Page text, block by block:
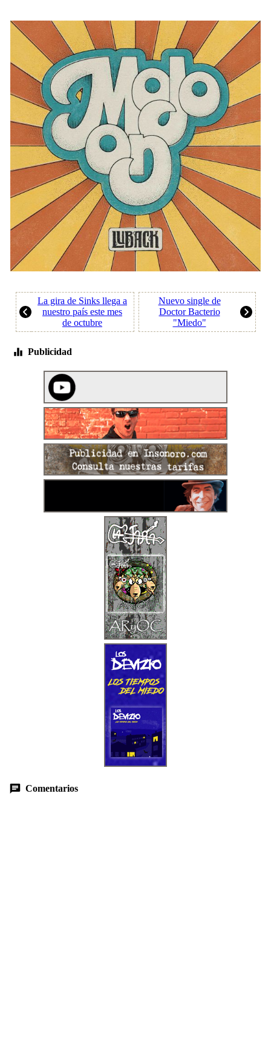
La gira de Sinks llega a
nuestro país este mes
de octubre
Nuevo single de
Doctor Bacterio
"Miedo"
Publicidad
Comentarios